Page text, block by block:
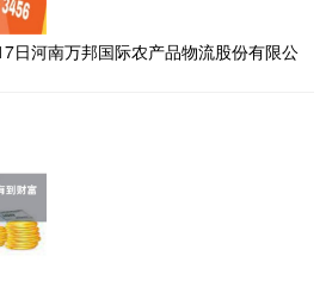
日河南万邦国际农产品物流股份有限公